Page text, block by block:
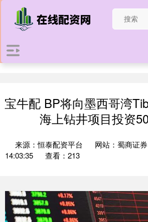
宝牛配 BP将向墨西哥湾
海上钻井项目投资
来源：恒泰配资平台 网站：蜀商证券
14:03:35
查看：213